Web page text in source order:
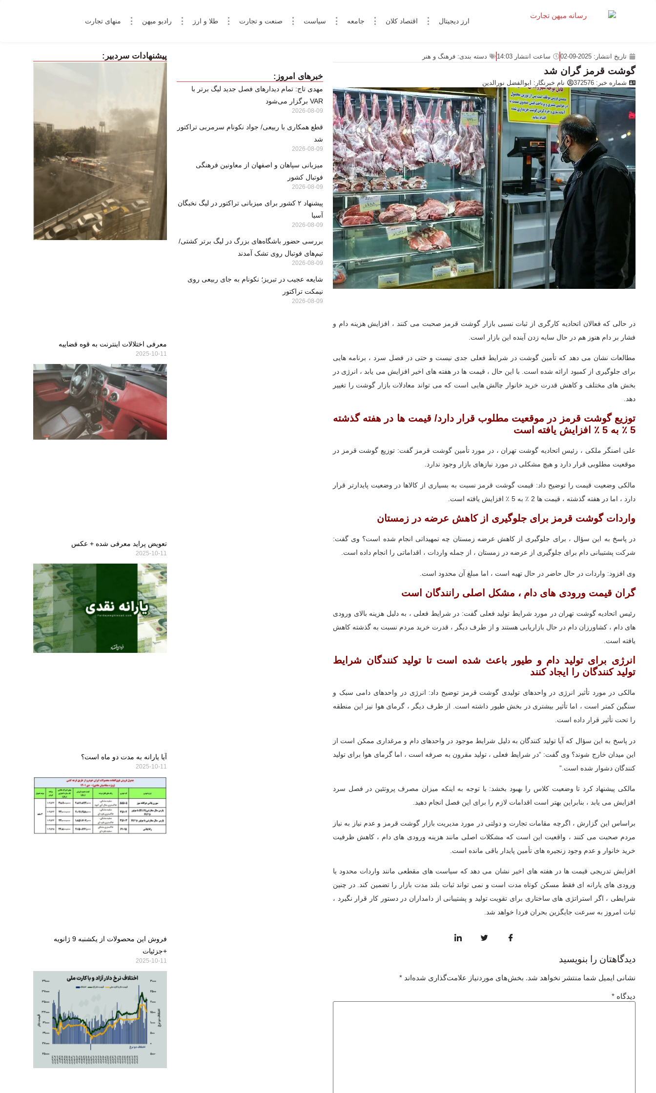
ارز دیجیتال اقتصاد کلان جامعه سیاست صنعت و تجارت طلا و ارز رادیو میهن منهای تجارت
تاریخ انتشار: 2025-09-02 ساعت انتشار 14:03 دسته بندی: فرهنگ و هنر
گوشت قرمز گران شد
شماره خبر: 372576 نام خبرنگار: ابوالفضل نورالدین
در حالی که فعالان اتحادیه کارگری از ثبات نسبی بازار گوشت قرمز صحبت می کنند ، افزایش هزینه دام و
فشار بر دام هنوز هم در حال سایه زدن آینده این بازار است.
مطالعات نشان می دهد که تأمین گوشت در شرایط فعلی جدی نیست و حتی در فصل سرد ، برنامه هایی
برای جلوگیری از کمبود ارائه شده است. با این حال ، قیمت ها در هفته های اخیر افزایش می یابد ، انرژی در
بخش های مختلف و کاهش قدرت خرید خانوار چالش هایی است که می تواند معادلات بازار گوشت را تغییر
دهد.
توزیع گوشت قرمز در موقعیت مطلوب قرار دارد/ قیمت ها در هفته گذشته
5 ٪ به 5 ٪ افزایش یافته است
علی اصنگر ملکی ، رئیس اتحادیه گوشت تهران ، در مورد تأمین گوشت قرمز گفت: توزیع گوشت قرمز در
موقعیت مطلوبی قرار دارد و هیچ مشکلی در مورد نیازهای بازار وجود ندارد.
مالکی وضعیت قیمت را توضیح داد: قیمت گوشت قرمز نسبت به بسیاری از کالاها در وضعیت پایدارتر قرار
دارد ، اما در هفته گذشته ، قیمت ها 2 ٪ به 5 ٪ افزایش یافته است.
واردات گوشت قرمز برای جلوگیری از کاهش عرضه در زمستان
در پاسخ به این سؤال ، برای جلوگیری از کاهش عرضه زمستان چه تمهیداتی انجام شده است؟ وی گفت:
شرکت پشتیبانی دام برای جلوگیری از عرضه در زمستان ، از جمله واردات ، اقداماتی را انجام داده است.
وی افزود: واردات در حال حاضر در حال تهیه است ، اما مبلغ آن محدود است.
گران قیمت ورودی های دام ، مشکل اصلی رانندگان است
رئیس اتحادیه گوشت تهران در مورد شرایط تولید فعلی گفت: در شرایط فعلی ، به دلیل هزینه بالای ورودی
های دام ، کشاورزان دام در حال بازاریابی هستند و از طرف دیگر ، قدرت خرید مردم نسبت به گذشته کاهش
یافته است.
انرژی برای تولید دام و طیور باعث شده است تا تولید کنندگان شرایط
تولید کنندگان را ایجاد کنند
مالکی در مورد تأثیر انرژی در واحدهای تولیدی گوشت قرمز توضیح داد: انرژی در واحدهای دامی سبک و
سنگین کمتر است ، اما تأثیر بیشتری در بخش طیور داشته است. از طرف دیگر ، گرمای هوا نیز این منطقه
را تحت تأثیر قرار داده است.
در پاسخ به این سؤال که آیا تولید کنندگان به دلیل شرایط موجود در واحدهای دام و مرغداری ممکن است از
این میدان خارج شوند؟ وی گفت: “در شرایط فعلی ، تولید مقرون به صرفه است ، اما گرمای هوا برای تولید
کنندگان دشوار شده است.”
مالکی پیشنهاد کرد تا وضعیت کلاس را بهبود بخشد: با توجه به اینکه میزان مصرف پروتئین در فصل سرد
افزایش می یابد ، بنابراین بهتر است اقدامات لازم را برای این فصل انجام دهید.
براساس این گزارش ، اگرچه مقامات تجارت و دولتی در مورد مدیریت بازار گوشت قرمز و عدم نیاز به نیاز
مردم صحبت می کنند ، واقعیت این است که مشکلات اصلی مانند هزینه ورودی های دام ، کاهش ظرفیت
خرید خانوار و عدم وجود زنجیره های تأمین پایدار باقی مانده است.
افزایش تدریجی قیمت ها در هفته های اخیر نشان می دهد که سیاست های مقطعی مانند واردات محدود یا
ورودی های یارانه ای فقط مسکن کوتاه مدت است و نمی تواند ثبات بلند مدت بازار را تضمین کند. در چنین
شرایطی ، اگر استراتژی های ساختاری برای تقویت تولید و پشتیبانی از دامداران در دستور کار قرار نگیرد ،
ثبات امروز به سرعت جایگزین بحران فردا خواهد شد.
دیدگاهتان را بنویسید
نشانی ایمیل شما منتشر نخواهد شد. بخش‌های موردنیاز علامت‌گذاری شده‌اند *
دیدگاه *
خبرهای امروز:
مهدی تاج: تمام دیدارهای فصل جدید لیگ برتر با
VAR برگزار می‌شود
2026-08-09
قطع همکاری با ربیعی/ جواد نکونام سرمربی تراکتور
شد
2026-08-09
میزبانی سپاهان و اصفهان از معاونین فرهنگی
فوتبال کشور
2026-08-09
پیشنهاد ۲ کشور برای میزبانی تراکتور در لیگ نخبگان
آسیا
2026-08-09
بررسی حضور باشگاه‌های بزرگ در لیگ برتر کشتی/
تیم‌های فوتبال روی تشک آمدند
2026-08-09
شایعه عجیب در تبریز؛ نکونام به جای ربیعی روی
نیمکت تراکتور
2026-08-09
پیشنهادات سردبیر:
معرفی اختلالات اینترنت به قوه قضاییه
2025-10-11
تعویض پراید معرفی شده + عکس
2025-10-11
آیا یارانه به مدت دو ماه است؟
2025-10-11
فروش این محصولات از یکشنبه 9 ژانویه
+جزئیات
2025-10-11